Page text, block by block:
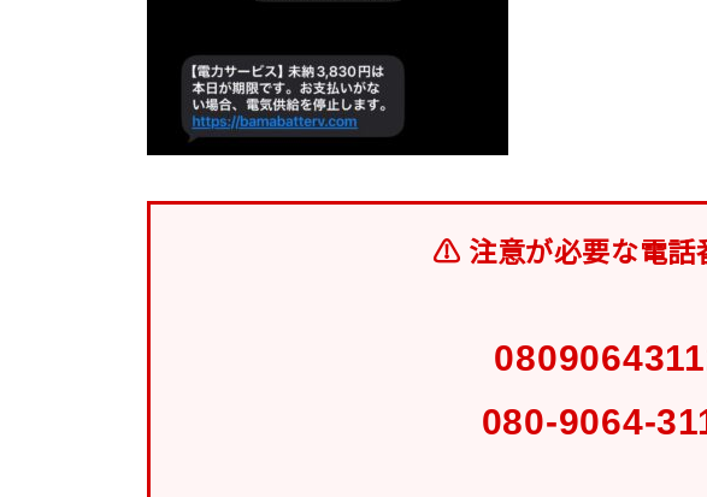
⚠ 注意が必要な電
080-9064-